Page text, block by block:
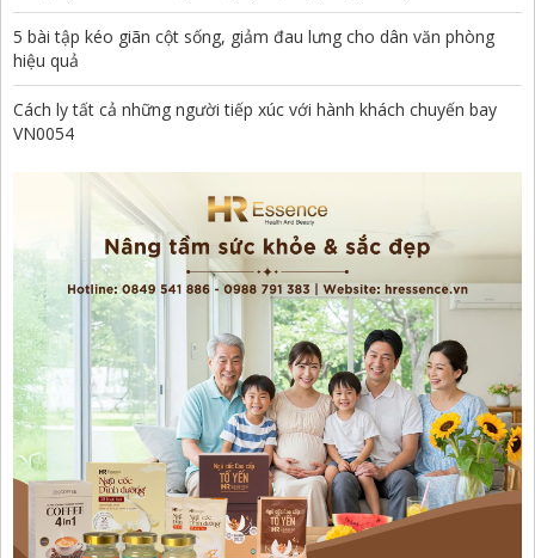
5 bài tập kéo giãn cột sống, giảm đau lưng cho dân văn phòng
hiệu quả
Cách ly tất cả những người tiếp xúc với hành khách chuyến bay
VN0054